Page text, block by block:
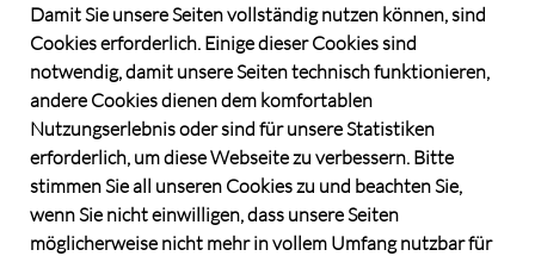
Telefon +49 30 / 884 68 80
E-Mail info@dga-ag.de
Damit Sie unsere Seiten vollständig nutzen können, sind
Cookies erforderlich. Einige dieser Cookies sind
notwendig, damit unsere Seiten technisch funktionieren,
andere Cookies dienen dem komfortablen
Nutzungserlebnis oder sind für unsere Statistiken
erforderlich, um diese Webseite zu verbessern. Bitte
stimmen Sie all unseren Cookies zu und beachten Sie,
wenn Sie nicht einwilligen, dass unsere Seiten
möglicherweise nicht mehr in vollem Umfang nutzbar für